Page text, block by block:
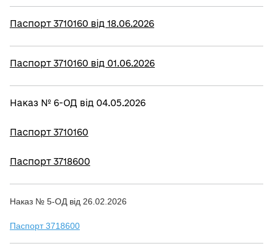
Паспорт 3710160 від 18.06.2026
Паспорт 3710160 від 01.06.2026
Наказ № 6-ОД від 04.05.2026
Паспорт 3710160
Паспорт 3718600
Наказ № 5-ОД від 26.02.2026
Паспорт 3718600